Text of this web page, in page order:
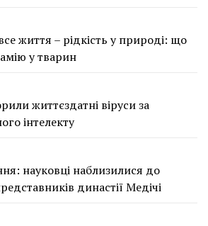
життя – рідкість у природі: що
у тварин
життєздатні віруси за
інтелекту
науковці наблизилися до
династії Медічі